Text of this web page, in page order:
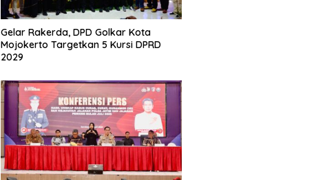
Gelar Rakerda, DPD Golkar Kota
Mojokerto Targetkan 5 Kursi DPRD
2029